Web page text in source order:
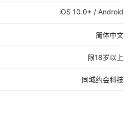
iOS 10.0+ / Android
简体中文
限18岁以上
同城约会科技